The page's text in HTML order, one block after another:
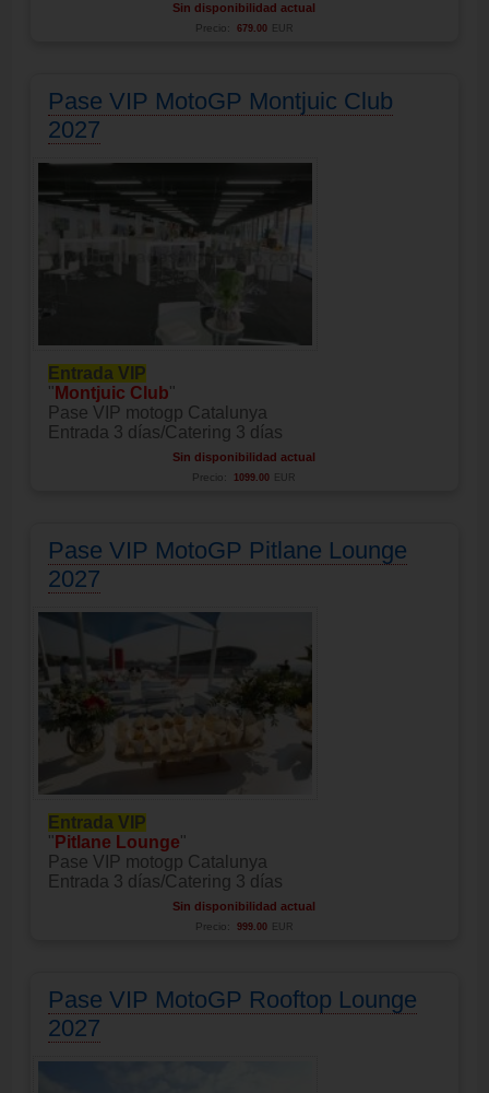
Sin disponibilidad actual
Precio: 679.00 EUR
Pase VIP MotoGP Montjuic Club
2027
Entrada VIP
" Montjuic Club"
Pase VIP motogp Catalunya
Entrada 3 días/Catering 3 días
Sin disponibilidad actual
Precio: 1099.00 EUR
Pase VIP MotoGP Pitlane Lounge
2027
Entrada VIP
" Pitlane Lounge"
Pase VIP motogp Catalunya
Entrada 3 días/Catering 3 días
Sin disponibilidad actual
Precio: 999.00 EUR
Pase VIP MotoGP Rooftop Lounge
2027